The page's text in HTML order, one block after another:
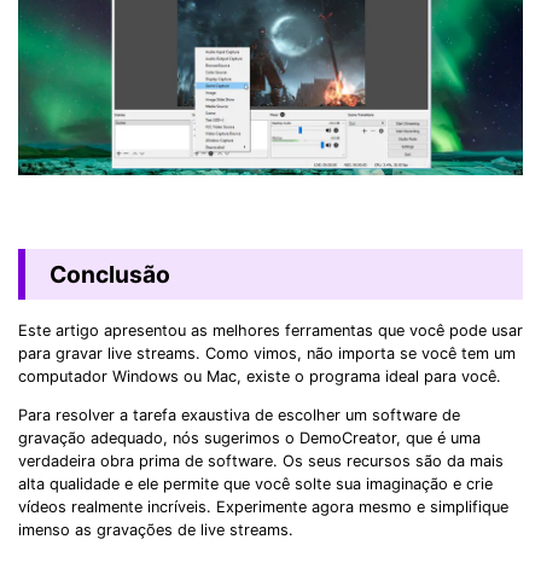
Conclusão
Este artigo apresentou as melhores ferramentas que você pode usar
para gravar live streams. Como vimos, não importa se você tem um
computador Windows ou Mac, existe o programa ideal para você.
Para resolver a tarefa exaustiva de escolher um software de
gravação adequado, nós sugerimos o DemoCreator, que é uma
verdadeira obra prima de software. Os seus recursos são da mais
alta qualidade e ele permite que você solte sua imaginação e crie
vídeos realmente incríveis. Experimente agora mesmo e simplifique
imenso as gravações de live streams.